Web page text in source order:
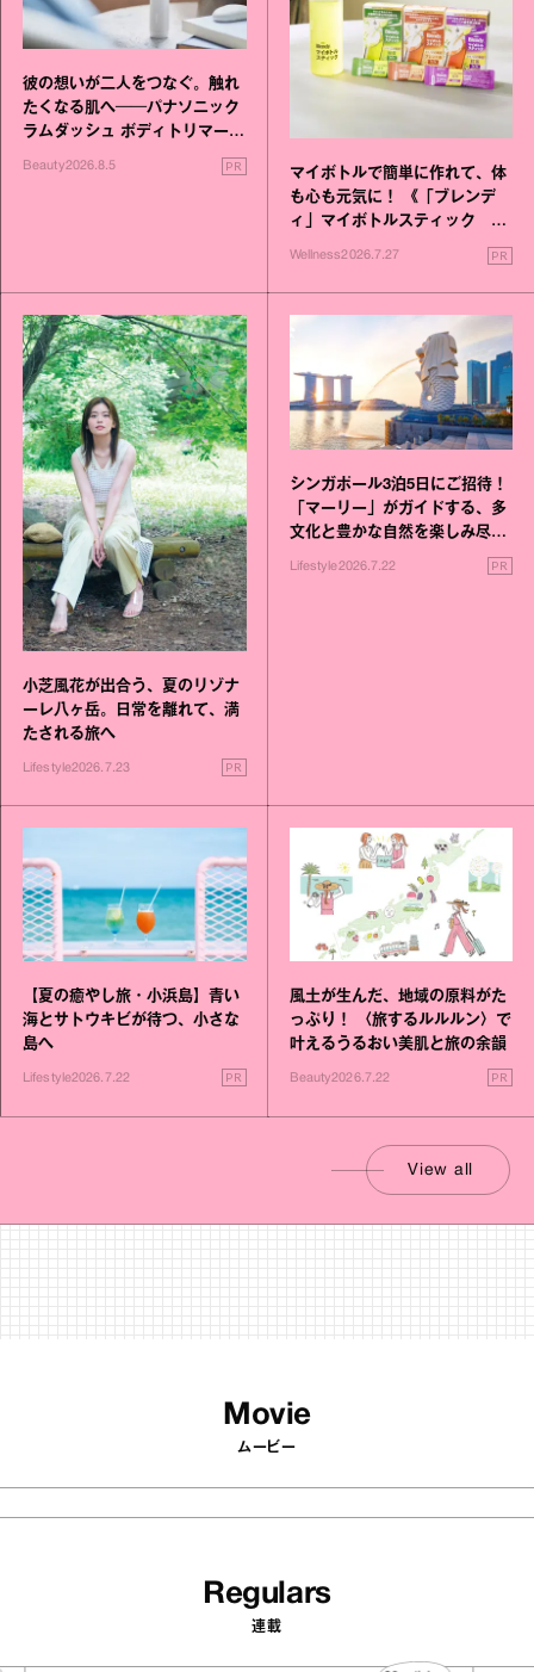
彼の想いが二人をつなぐ。触れ
たくなる肌へ──パナソニック
ラムダッシュ ボディトリマーが
Beauty2026.8.5 PR
マイボトルで簡単に作れて、体
も心も元気に！ 《「ブレンデ
ィ」マイボトルスティック い
いこと毎日》シリーズが誕生
Wellness2026.7.27 PR
小芝風花が出合う、夏のリゾナ
ーレ八ヶ岳。日常を離れて、満
たされる旅へ
Lifestyle2026.7.23 PR
シンガポール3泊5日にご招待！
「マーリー」がガイドする、多
文化と豊かな自然を楽しみ尽く
Lifestyle2026.7.22 PR
【夏の癒やし旅・小浜島】青い
海とサトウキビが待つ、小さな
島へ
Lifestyle2026.7.22 PR
風土が生んだ、地域の原料がた
っぷり！ 〈旅するルルルン〉で
叶えるうるおい美肌と旅の余韻
Beauty2026.7.22 PR
View all
Movie
ムービー
Regulars
連載